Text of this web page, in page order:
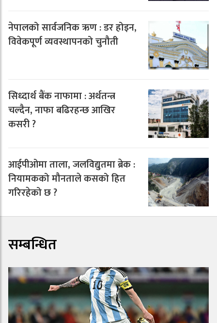
नेपालको सार्वजनिक ऋण : डर होइन,
विवेकपूर्ण व्यवस्थापनको चुनौती
सिध्दार्थ बैंक नाफामा : अर्थतन्त्र
चल्दैन, नाफा बढिरहन्छ आखिर
कसरी ?
आईपीओमा ताला, जलविद्युतमा ब्रेक :
नियामकको मौनताले कसको हित
गरिरहेको छ ?
सम्बन्धित